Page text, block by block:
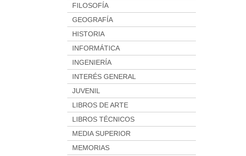
FILOSOFÍA
GEOGRAFÍA
HISTORIA
INFORMÁTICA
INGENIERÍA
INTERÉS GENERAL
JUVENIL
LIBROS DE ARTE
LIBROS TÉCNICOS
MEDIA SUPERIOR
MEMORIAS